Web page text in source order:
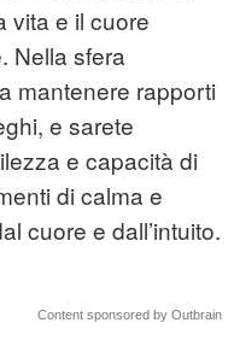
vita e il cuore
Nella sfera
mantenere rapporti
e sarete
e capacità di
di calma e
cuore e dall’intuito.
Content sponsored by Outbrain